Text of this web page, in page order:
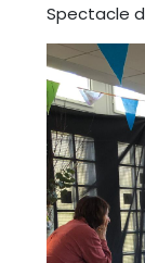
Spectacle